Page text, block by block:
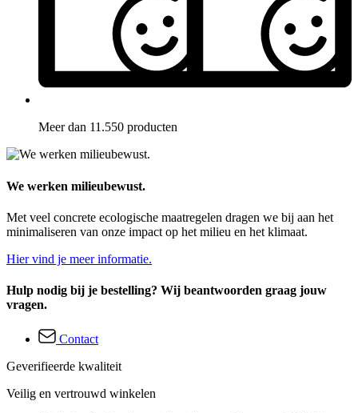
Meer dan 11.550 producten
We werken milieubewust.
Met veel concrete ecologische maatregelen dragen we bij aan het
minimaliseren van onze impact op het milieu en het klimaat.
Hier vind je meer informatie.
Hulp nodig bij je bestelling? Wij beantwoorden graag jouw
vragen.
Contact
Geverifieerde kwaliteit
Veilig en vertrouwd winkelen